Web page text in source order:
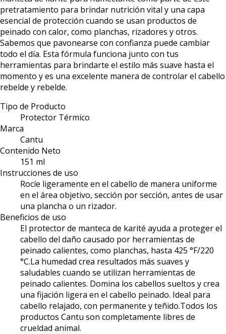
pretratamiento para brindar nutrición vital y una capa
esencial de protección cuando se usan productos de
peinado con calor, como planchas, rizadores y otros.
Sabemos que pavonearse con confianza puede cambiar
todo el día. Esta fórmula funciona junto con tus
herramientas para brindarte el estilo más suave hasta el
momento y es una excelente manera de controlar el cabello
rebelde y rebelde.
Tipo de Producto
Protector Térmico
Marca
Cantu
Contenido Neto
151 ml
Instrucciones de uso
Rocíe ligeramente en el cabello de manera uniforme
en el área objetivo, sección por sección, antes de usar
una plancha o un rizador.
Beneficios de uso
El protector de manteca de karité ayuda a proteger el
cabello del daño causado por herramientas de
peinado calientes, como planchas, hasta 425 °F/220
°C.La humedad crea resultados más suaves y
saludables cuando se utilizan herramientas de
peinado calientes. Domina los cabellos sueltos y crea
una fijación ligera en el cabello peinado. Ideal para
cabello relajado, con permanente y teñido.Todos los
productos Cantu son completamente libres de
crueldad animal.